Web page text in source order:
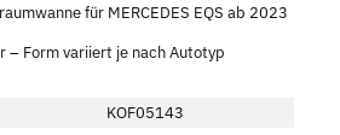
für MERCEDES EQS ab 2023
– Form variiert je nach Autotyp
KOF05143